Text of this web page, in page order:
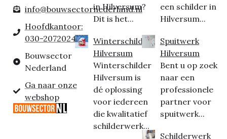
info@bouwsectornederland.nl
Hoofdkantoor:
030-2072024
Bouwsector
Nederland
Ga naar onze
webshop
in Hilversum?
Dit is het...
Winterschilder
Hilversum
Winterschilder
Hilversum is
dé oplossing
voor iedereen
die kwalitatief
schilderwerk...
een schilder in
Hilversum...
Spuitwerk
Hilversum
Bent u op zoek
naar een
professionele
partner voor
spuitwerk...
Schilderwerk